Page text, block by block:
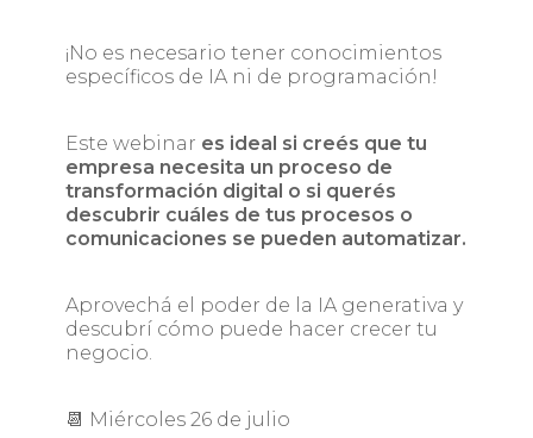
¡No es necesario tener conocimientos
específicos de IA ni de programación!
Este webinar es ideal si creés que tu
empresa necesita un proceso de
transformación digital o si querés
descubrir cuáles de tus procesos o
comunicaciones se pueden automatizar.
Aprovechá el poder de la IA generativa y
descubrí cómo puede hacer crecer tu
negocio.
📆 Miércoles 26 de julio